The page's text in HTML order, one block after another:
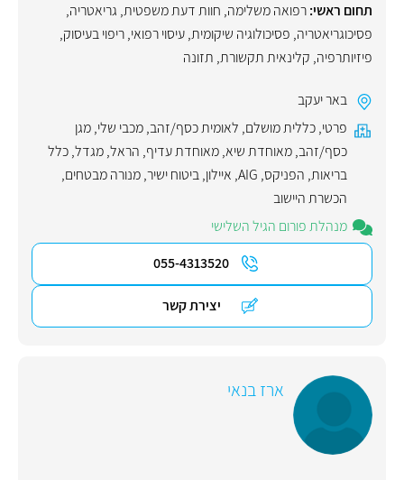
תחום ראשי:רפואה משלימה, חוות דעת משפטית, גריאטריה,
פסיכוגריאטריה, פסיכולוגיה שיקומית,עיסוי רפואי,ריפוי בעיסוק,
פיזיותרפיה, קלינאית תקשורת, תזונה
באר יעקב
פרטי,כללית מושלם, לאומית כסף/זהב,מכבי שלי,מגן
כסף/זהב,מאוחדת שיא,מאוחדת עדיף, הראל,מגדל,כלל
בריאות, הפניקס,
AIG
, איילון,ביטוח ישיר,מנורה מבטחים,
הכשרת היישוב
מנהלת פורום הגיל השלישי
055-4313520
יצירת קשר
ארז בנאי